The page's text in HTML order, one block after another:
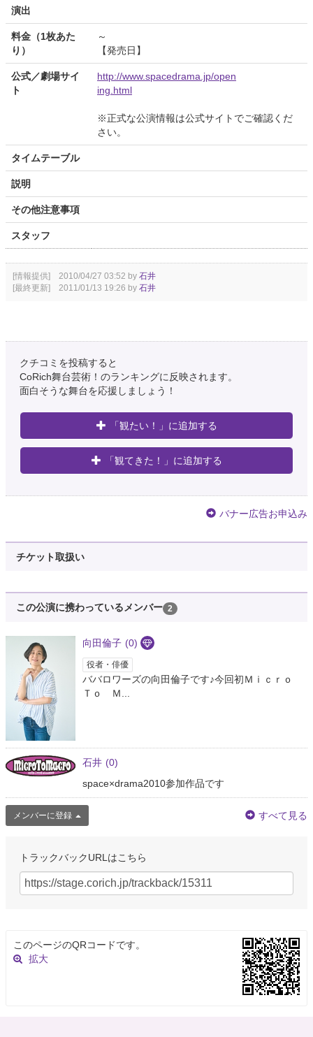
演出
料金（1枚あた
り）
～
【発売日】
公式／劇場サイ
ト
http://www.spacedrama.jp/open
ing.html
※正式な公演情報は公式サイトでご確認くだ
さい。
タイムテーブル
説明
その他注意事項
スタッフ
[情報提供] 2010/04/27 03:52 by 石井
[最終更新] 2011/01/13 19:26 by 石井
クチコミを投稿すると
CoRich舞台芸術！のランキングに反映されます。
面白そうな舞台を応援しましょう！
「観たい！」に追加する
「観てきた！」に追加する
バナー広告お申込み
チケット取扱い
この公演に携わっているメンバー 2
向田倫子 (0)
役者・俳優
ババロワーズの向田倫子です♪今回初Ｍｉｃｒｏ
Ｔｏ Ｍ...
石井 (0)
space×drama2010参加作品です
メンバーに登録 すべて見る
トラックバックURLはこちら
このページのQRコードです。
拡大